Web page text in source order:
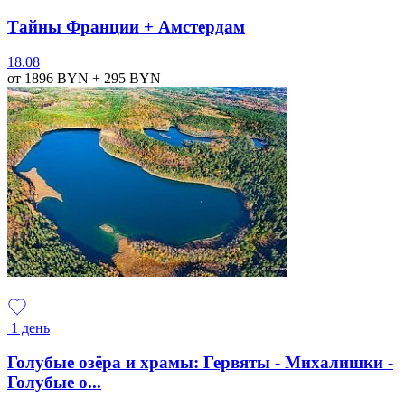
Тайны Франции + Амстердам
18.08
от 1896 BYN + 295 BYN
1 день
Голубые озёра и храмы: Гервяты - Михалишки -
Голубые о...